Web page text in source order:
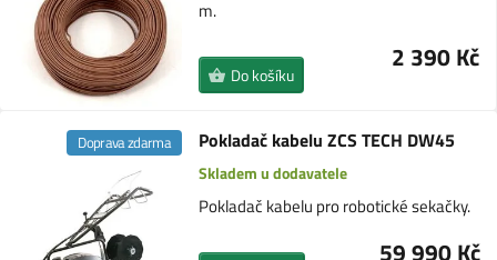
m.
2 390 Kč
Do košíku
Pokladač kabelu ZCS TECH DW45
Doprava zdarma
Skladem u dodavatele
Pokladač kabelu pro robotické sekačky.
59 990 Kč